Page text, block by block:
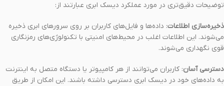
توضیحات دقیق‌تری در مورد عملکرد دیسک ابری عبارتند از:
ذخیره‌سازی اطلاعات: داده‌ها و فایل‌های کاربران بر روی سرورهای ابری ذخیره
می‌شوند. این اطلاعات اغلب در محیط‌های امنیتی با تکنولوژی‌های رمزنگاری
قوی نگهداری می‌شوند.
دسترسی آسان: کاربران می‌توانند از هر کامپیوتر یا دستگاه متصل به اینترنت
به داده‌های خود در دیسک ابری دسترسی داشته باشند. این امکان از طریق